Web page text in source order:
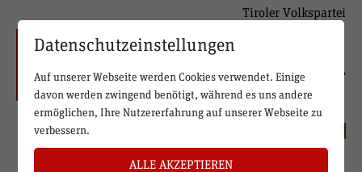
Tiroler Volkspartei
Datenschutzeinstellungen
Auf unserer Webseite werden Cookies verwendet. Einige
davon werden zwingend benötigt, während es uns andere
ermöglichen, Ihre Nutzererfahrung auf unserer Webseite zu
verbessern.
ALLE AKZEPTIEREN